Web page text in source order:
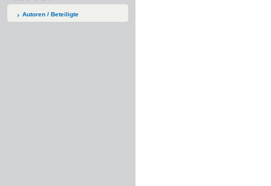
Autoren / Beteiligte